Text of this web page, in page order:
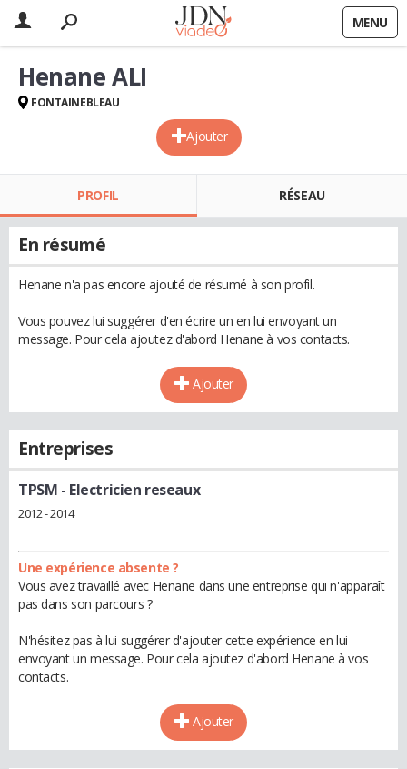
MENU
Ajouter
Henane ALI
FONTAINEBLEAU
PROFIL RÉSEAU
En résumé
Henane n'a pas encore ajouté de résumé à son profil.
Vous pouvez lui suggérer d'en écrire un en lui envoyant un
message. Pour cela ajoutez d'abord Henane à vos contacts.
Ajouter
Entreprises
TPSM - Electricien reseaux
2012 - 2014
Une expérience absente ?
Vous avez travaillé avec Henane dans une entreprise qui n'apparaît
pas dans son parcours ?
N'hésitez pas à lui suggérer d'ajouter cette expérience en lui
envoyant un message. Pour cela ajoutez d'abord Henane à vos
contacts.
Ajouter